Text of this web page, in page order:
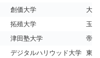
創価大学
大
拓殖大学
玉
津田塾大学
帝
デジタルハリウッド大学 東